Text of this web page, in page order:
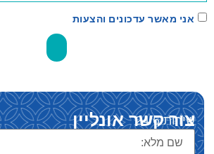
אני מאשר עדכונים והצעות
שירות 24/6
צור קשר אונליין